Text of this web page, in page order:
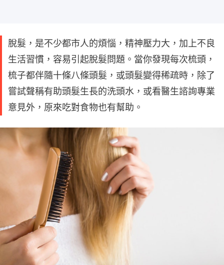
脫髮，是不少都市人的煩惱，精神壓力大，加上不良
生活習慣，容易引起脫髮問題。當你發現每次梳頭，
梳子都伴隨十條八條頭髮，或頭髮變得稀疏時，除了
嘗試聲稱有助頭髮生長的洗頭水，或看醫生諮詢專業
意見外，原來吃對食物也有幫助。